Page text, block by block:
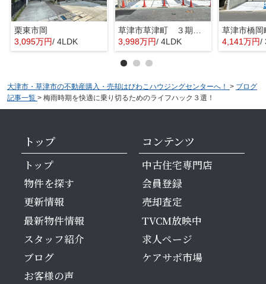
栗東市岡
3,095万円/ 4LDK
3,998万円/ 4LDK 4,141万円/
大津市・草津市の不動産購入・売却はびわこハウジングセンターへ！ > ブログ
記事一覧 > 梅雨時期を快適に乗り切るためのライフハック３選！
トップ
トップ
物件を探す
更新情報
最新物件情報
スタッフ紹介
ブログ
お客様の声
コンテンツ
中古住宅専門店
会員登録
売却査定
TVCM放映中
求人ページ
ケアサポ市場